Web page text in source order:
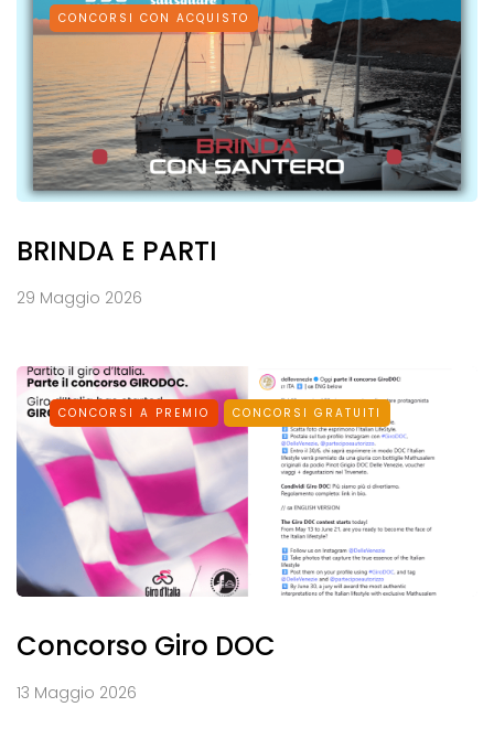
CONCORSI CON ACQUISTO
BRINDA E PARTI
29 Maggio 2026
CONCORSI A PREMIO CONCORSI GRATUITI
Concorso Giro DOC
13 Maggio 2026